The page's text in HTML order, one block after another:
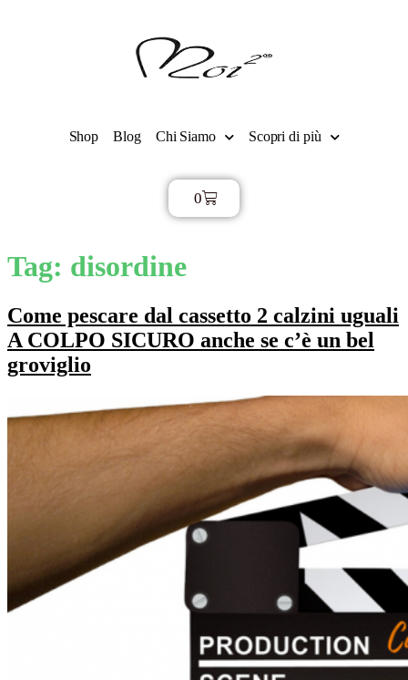
Shop Blog Chi Siamo Scopri di più
0
Tag: disordine
Come pescare dal cassetto 2 calzini uguali
A COLPO SICURO anche se c’è un bel
groviglio